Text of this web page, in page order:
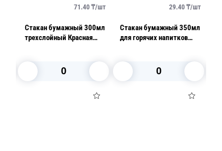
71.40₸/шт
Стакан бумажный 300мл
трехслойный Красная
29.40₸/шт
Стакан бумажный 350мл
для горячих напитков